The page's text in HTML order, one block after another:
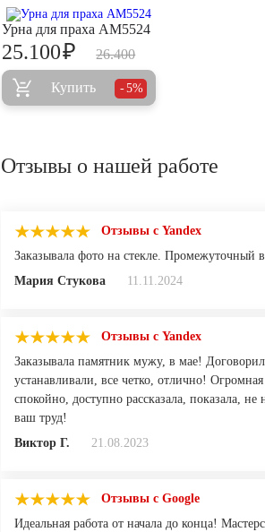
Урна для праха AM5524
26.400
25.100₽
Купить 5%
Отзывы о нашей работе
Отзывы с Yandex
Заказывала фото на стекле. Промежуточный
Мария Стукова
11.11.2024
Отзывы с Yandex
Заказывала памятник мужу, в мае!
устанавливали, все четко, отлично!
спокойно, доступно рассказала, показала,
ваш труд!
Виктор Г.
21.08.2023
Отзывы с Google
Идеальная работа от начала до конца!